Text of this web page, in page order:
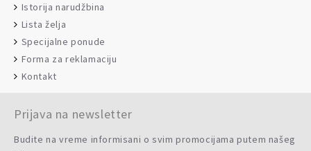
Istorija narudžbina
Lista želja
Specijalne ponude
Forma za reklamaciju
Kontakt
Prijava na newsletter
Budite na vreme informisani o svim promocijama putem našeg